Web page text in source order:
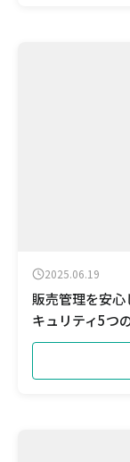
2025.06.19
販売管理を安
キュリティ5つ